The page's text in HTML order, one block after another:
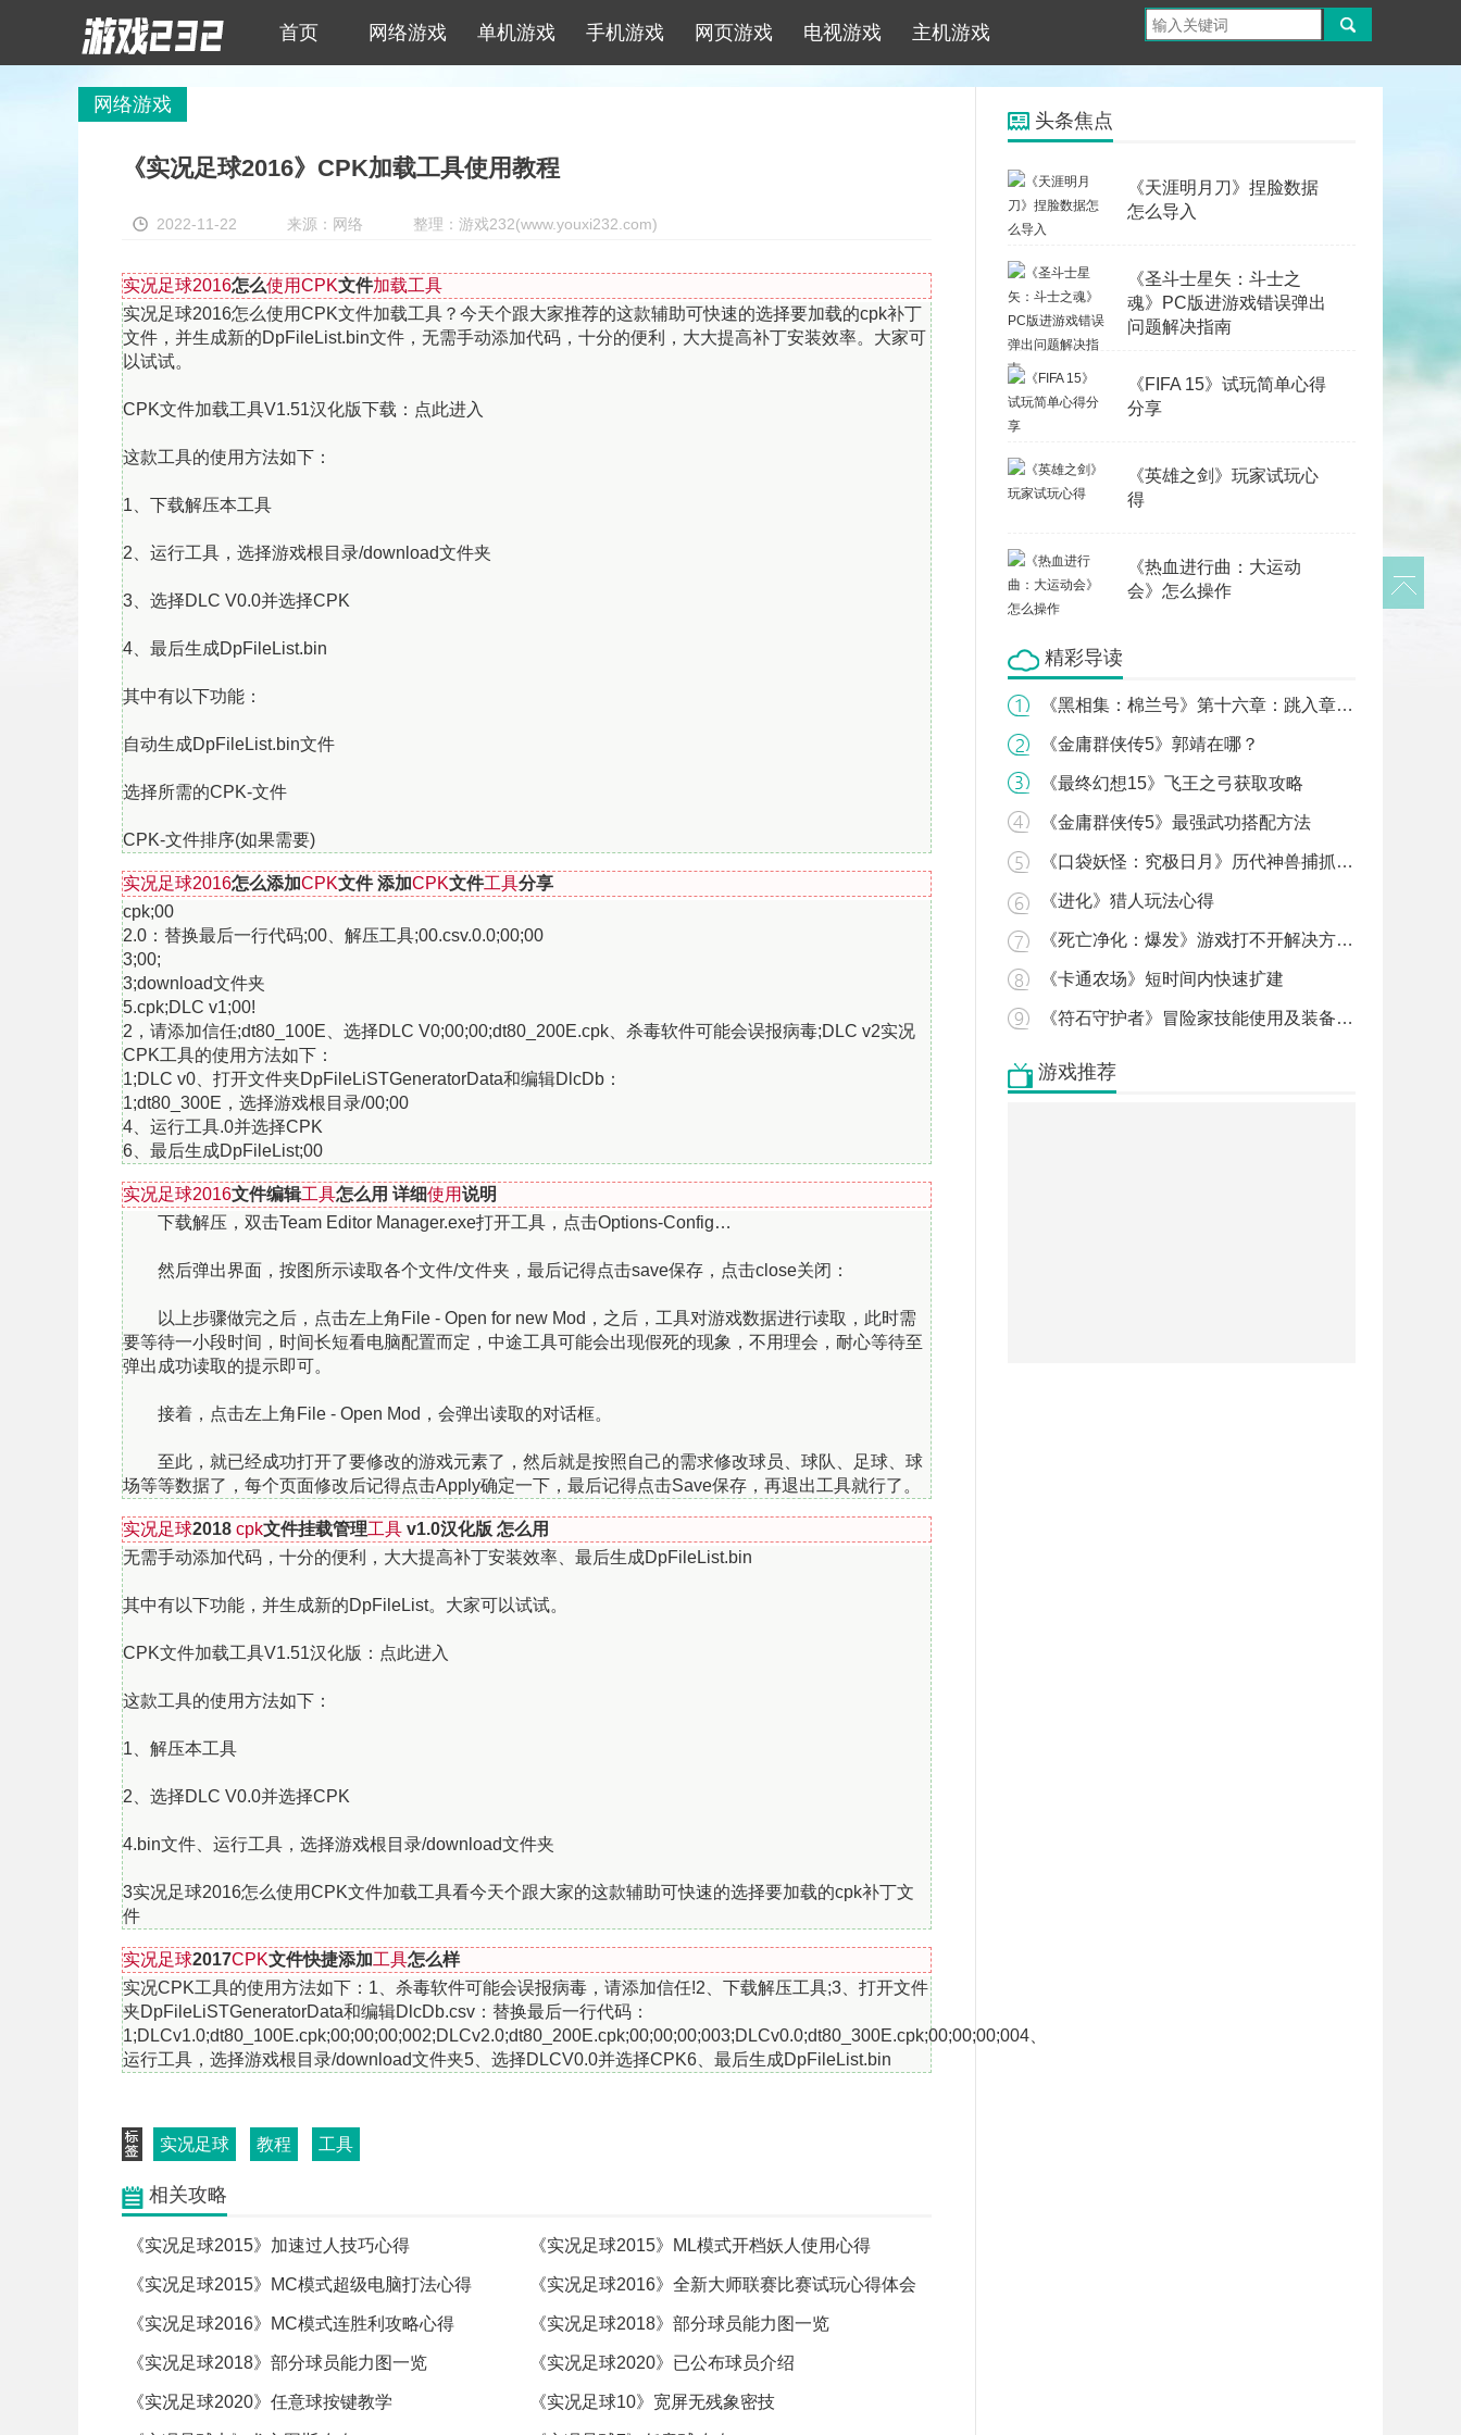
首页 网络游戏 单机游戏 手机游戏 网页游戏 电视游戏 主机游戏
网络游戏
《实况足球2016》CPK加载工具使用教程
2022-11-22 来源：网络 整理：游戏232(www.youxi232.com)
实况足球2016怎么使用CPK文件加载工具
实况足球2016怎么使用CPK文件加载工具？今天个跟大家推荐的这款辅助可快速的选择要加载的cpk补丁
文件，并生成新的DpFileList.bin文件，无需手动添加代码，十分的便利，大大提高补丁安装效率。大家可
以试试。
CPK文件加载工具V1.51汉化版下载：点此进入
这款工具的使用方法如下：
1、下载解压本工具
2、运行工具，选择游戏根目录/download文件夹
3、选择DLC V0.0并选择CPK
4、最后生成DpFileList.bin
其中有以下功能：
自动生成DpFileList.bin文件
选择所需的CPK-文件
CPK-文件排序(如果需要)
实况足球2016怎么添加CPK文件 添加CPK文件工具分享
cpk;00
2.0：替换最后一行代码;00、解压工具;00.csv.0.0;00;00
3;00;
3;download文件夹
5.cpk;DLC v1;00!
2，请添加信任;dt80_100E、选择DLC V0;00;00;dt80_200E.cpk、杀毒软件可能会误报病毒;DLC v2实况
CPK工具的使用方法如下：
1;DLC v0、打开文件夹DpFileLiSTGeneratorData和编辑DlcDb：
1;dt80_300E，选择游戏根目录/00;00
4、运行工具.0并选择CPK
6、最后生成DpFileList;00
实况足球2016文件编辑工具怎么用 详细使用说明
下载解压，双击Team Editor Manager.exe打开工具，点击Options-Config…
然后弹出界面，按图所示读取各个文件/文件夹，最后记得点击save保存，点击close关闭：
以上步骤做完之后，点击左上角File - Open for new Mod，之后，工具对游戏数据进行读取，此时需
要等待一小段时间，时间长短看电脑配置而定，中途工具可能会出现假死的现象，不用理会，耐心等待至
弹出成功读取的提示即可。
接着，点击左上角File - Open Mod，会弹出读取的对话框。
至此，就已经成功打开了要修改的游戏元素了，然后就是按照自己的需求修改球员、球队、足球、球
场等等数据了，每个页面修改后记得点击Apply确定一下，最后记得点击Save保存，再退出工具就行了。
实况足球2018 cpk文件挂载管理工具 v1.0汉化版 怎么用
无需手动添加代码，十分的便利，大大提高补丁安装效率、最后生成DpFileList.bin
其中有以下功能，并生成新的DpFileList。大家可以试试。
CPK文件加载工具V1.51汉化版：点此进入
这款工具的使用方法如下：
1、解压本工具
2、选择DLC V0.0并选择CPK
4.bin文件、运行工具，选择游戏根目录/download文件夹
3实况足球2016怎么使用CPK文件加载工具看今天个跟大家的这款辅助可快速的选择要加载的cpk补丁文
件
实况足球2017CPK文件快捷添加工具怎么样
实况CPK工具的使用方法如下：1、杀毒软件可能会误报病毒，请添加信任!2、下载解压工具;3、打开文件
夹DpFileLiSTGeneratorData和编辑DlcDb.csv：替换最后一行代码：
1;DLCv1.0;dt80_100E.cpk;00;00;00;002;DLCv2.0;dt80_200E.cpk;00;00;00;003;DLCv0.0;dt80_300E.cpk;00;00;00;004、
运行工具，选择游戏根目录/download文件夹5、选择DLCV0.0并选择CPK6、最后生成DpFileList.bin
实况足球 教程 工具
相关攻略
《实况足球2015》加速过人技巧心得 《实况足球2015》ML模式开档妖人使用心得
《实况足球2015》MC模式超级电脑打法心得 《实况足球2016》全新大师联赛比赛试玩心得体会
《实况足球2016》MC模式连胜利攻略心得 《实况足球2018》部分球员能力图一览
《实况足球2018》部分球员能力图一览 《实况足球2020》已公布球员介绍
《实况足球2020》任意球按键教学 《实况足球10》宽屏无残象密技
头条焦点
《天涯明月刀》捏脸数据
怎么导入
《圣斗士星矢：斗士之
魂》PC版进游戏错误弹出
问题解决指南
《FIFA 15》试玩简单心得
分享
《英雄之剑》玩家试玩心
得
《热血进行曲：大运动
会》怎么操作
精彩导读
《黑相集：棉兰号》第十六章：跳入章节流程
《金庸群侠传5》郭靖在哪？
《最终幻想15》飞王之弓获取攻略
《金庸群侠传5》最强武功搭配方法
《口袋妖怪：究极日月》历代神兽捕抓地点及心得
《进化》猎人玩法心得
《死亡净化：爆发》游戏打不开解决方法汇总
《卡通农场》短时间内快速扩建
《符石守护者》冒险家技能使用及装备搭配心得
游戏推荐
返回顶部